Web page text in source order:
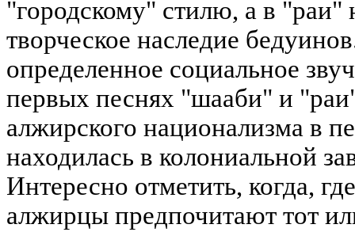
"городскому" стилю, а в
творческое наследие
определенное социальное
первых песнях "шааби" и
алжирского национализма в
находилась в колониальной
Интересно отметить, когда,
алжирцы предпочитают тот